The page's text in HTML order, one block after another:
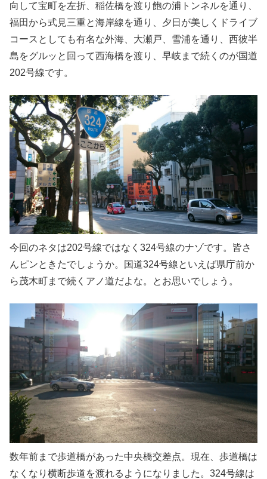
向して宝町を左折、稲佐橋を渡り飽の浦トンネルを通り、
福田から式見三重と海岸線を通り、夕日が美しくドライブ
コースとしても有名な外海、大瀬戸、雪浦を通り、西彼半
島をグルッと回って西海橋を渡り、早岐まで続くのが国道
202号線です。
今回のネタは202号線ではなく324号線のナゾです。皆さ
んピンときたでしょうか。国道324号線といえば県庁前か
ら茂木町まで続くアノ道だよな。とお思いでしょう。
数年前まで歩道橋があった中央橋交差点。現在、歩道橋は
なくなり横断歩道を渡れるようになりました。324号線は